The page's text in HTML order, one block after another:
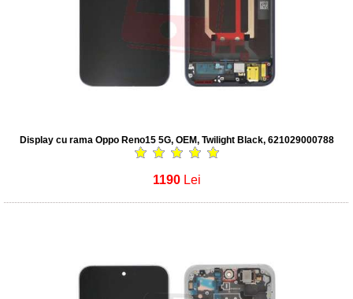
Display cu rama Oppo Reno15 5G, OEM, Twilight Black, 621029000788
1190 Lei